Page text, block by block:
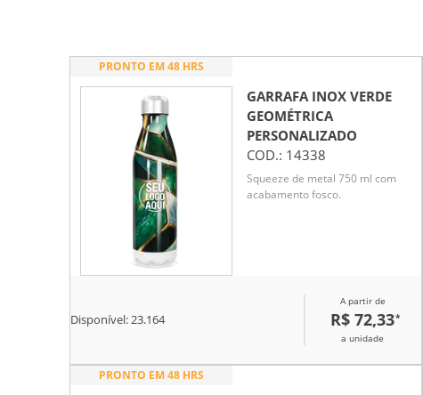
PRONTO EM 48 HRS
GARRAFA INOX VERDE
GEOMÉTRICA
PERSONALIZADO
COD.: 14338
Squeeze de metal 750 ml com
acabamento fosco.
Disponível:23.164
A partir de
R$ 72,33*
a unidade
PRONTO EM 48 HRS